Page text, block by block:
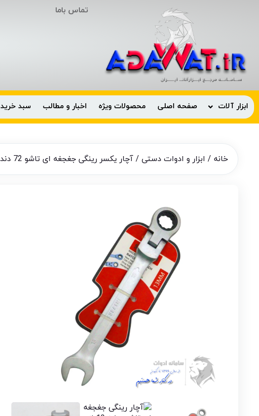
تماس باما
ابزار آلات صفحه اصلی محصولات ویژه اخبار و مطالب سبد خرید
خانه / ابزار و ادوات دستی / آچار یکسر رینگی جغجغه ای تاشو 72 دندانه سایز 13mm